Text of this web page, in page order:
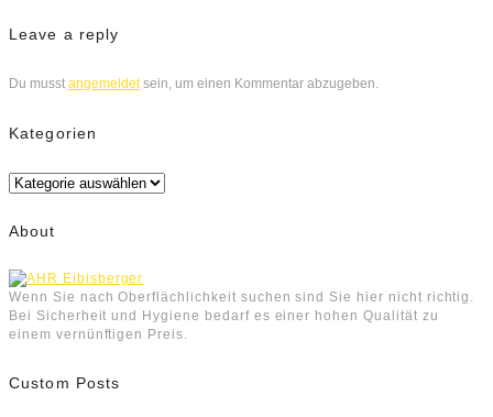
Leave a reply
Du musst angemeldetsein, um einen Kommentar abzugeben.
Kategorien
Kategorien
About
Wenn Sie nach Oberflächlichkeit suchen sind Sie hier nicht richtig.
Bei Sicherheit und Hygiene bedarf es einer hohen Qualität zu
einem vernünftigen Preis.
Custom Posts